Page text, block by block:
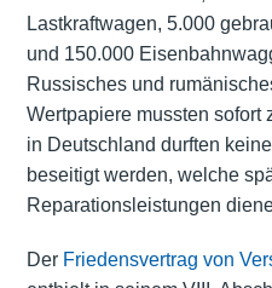
Lastkraftwagen, 5.000
und 150.000
Russisches und
Wertpapiere mussten sofort
in Deutschland durften
beseitigt werden, welche
Reparationsleistungen
Der Friedensvertrag von